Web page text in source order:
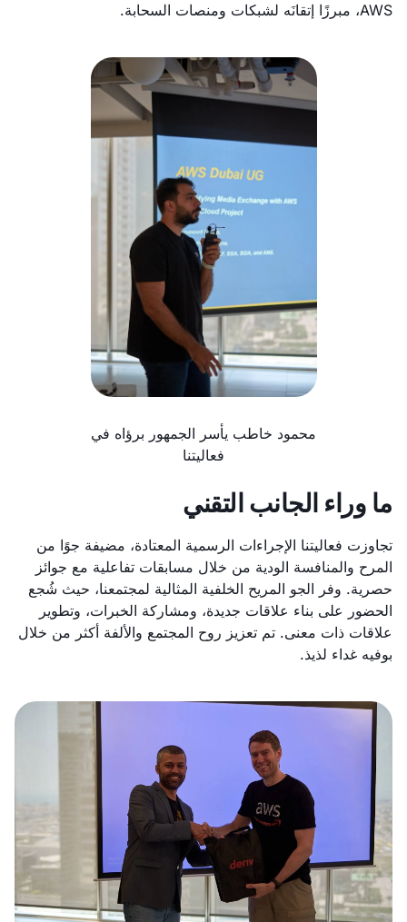
AWS، مبرزًا إتقانَه لشبكات ومنصات السحابة.
محمود خاطب يأسر الجمهور برؤاه في
فعاليتنا
ما وراء الجانب التقني
تجاوزت فعاليتنا الإجراءات الرسمية المعتادة، مضيفة جوًا من
المرح والمنافسة الودية من خلال مسابقات تفاعلية مع جوائز
حصرية. وفر الجو المريح الخلفية المثالية لمجتمعنا، حيث شُجع
الحضور على بناء علاقات جديدة، ومشاركة الخبرات، وتطوير
علاقات ذات معنى. تم تعزيز روح المجتمع والألفة أكثر من خلال
بوفيه غداء لذيذ.